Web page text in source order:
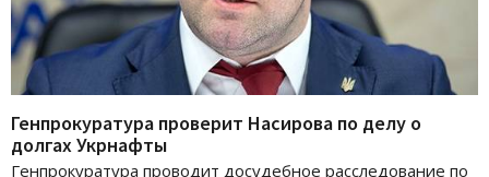
Генпрокуратура проверит Насирова по делу о
долгах Укрнафты
Генпрокуратура проводит досудебное расследование по